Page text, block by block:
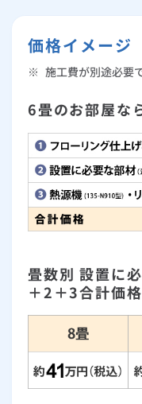
価格イメージ
※ 施工費が別途必要
6畳のお部屋な
畳数別 設置に
＋2＋3合計価